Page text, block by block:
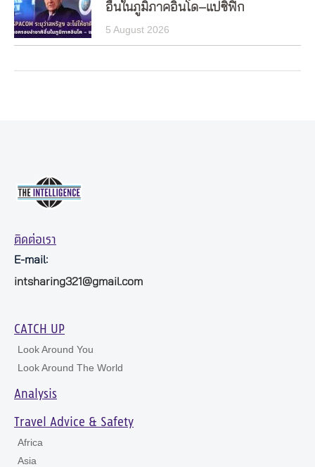
อื่นในภูมิภาคอินโด–แปซิฟิก
5 August 2026
ติดต่อเรา
E-mail:
intsharing321@gmail.com
CATCH UP
Look Around You
Look Around The World
Analysis
Travel Advice & Safety
Africa
Asia